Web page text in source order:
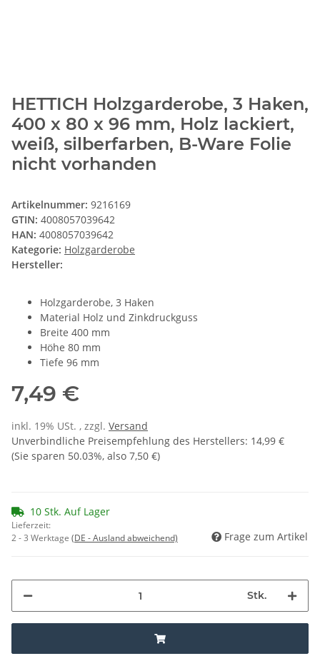
HETTICH Holzgarderobe, 3 Haken,
400 x 80 x 96 mm, Holz lackiert,
weiß, silberfarben, B-Ware Folie
nicht vorhanden
Artikelnummer: 9216169
GTIN: 4008057039642
HAN: 4008057039642
Kategorie: Holzgarderobe
Hersteller:
Holzgarderobe, 3 Haken
Material Holz und Zinkdruckguss
Breite 400 mm
Höhe 80 mm
Tiefe 96 mm
7,49 €
inkl. 19% USt. , zzgl. Versand
Unverbindliche Preisempfehlung des Herstellers: 14,99 €
(Sie sparen 50.03%, also 7,50 €)
10 Stk. Auf Lager
Lieferzeit:
2 - 3 Werktage (DE - Ausland abweichend) Frage zum Artikel
Stk.